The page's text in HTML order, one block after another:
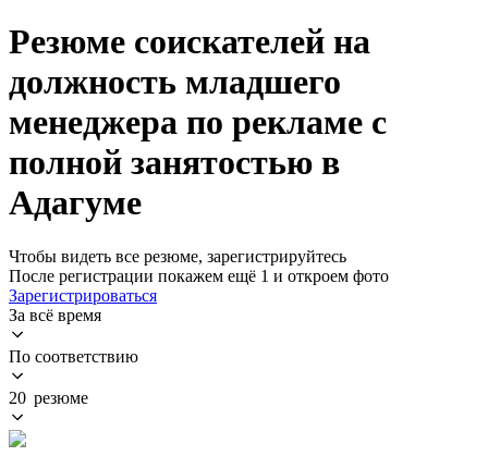
Резюме соискателей на
должность младшего
менеджера по рекламе с
полной занятостью в
Адагуме
Чтобы видеть все резюме, зарегистрируйтесь
После регистрации покажем ещё 1 и откроем фото
Зарегистрироваться
За всё время
По соответствию
20 резюме